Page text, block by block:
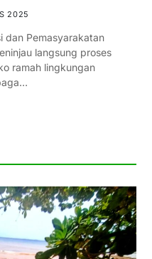
2025
dan Pemasyarakatan
langsung proses
ramah lingkungan